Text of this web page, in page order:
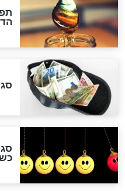
המסמך
במרתפי
הנדיר
"מודה
לכל המאמרים